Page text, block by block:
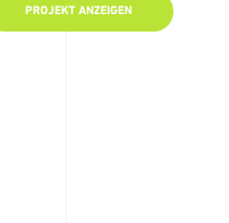
PROJEKT ANZEIGEN